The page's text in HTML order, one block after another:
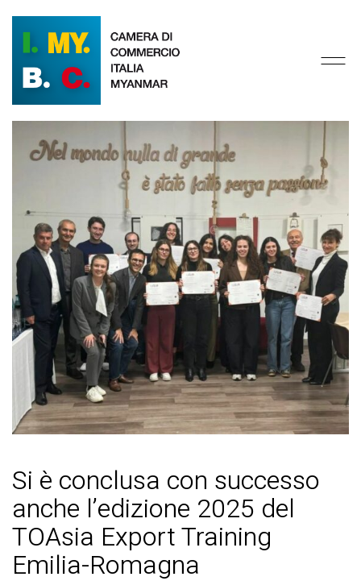
Si è conclusa con successo
anche l’edizione 2025 del
TOAsia Export Training
Emilia-Romagna